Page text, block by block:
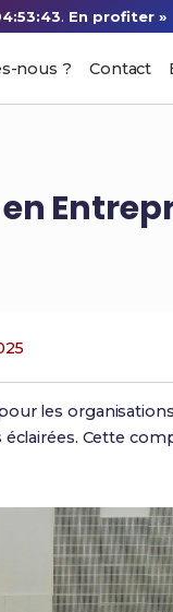
. En profiter »
nous ? Contact
les
Cette